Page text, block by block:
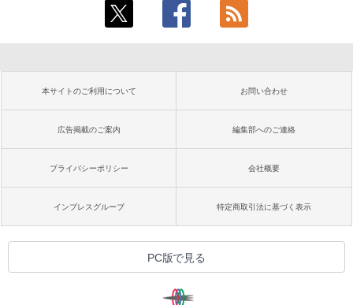
本サイトのご利用について お問い合わせ
広告掲載のご案内 編集部へのご連絡
プライバシーポリシー 会社概要
インプレスグループ 特定商取引法に基づく表示
PC版で見る